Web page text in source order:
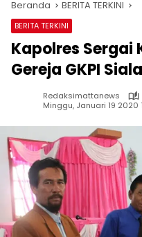
Beranda BERITA TERKINI
BERITA TERKINI
Kapolres Sergai
Gereja GKPI
Redaksimattanews
Minggu, Januari 19 2020